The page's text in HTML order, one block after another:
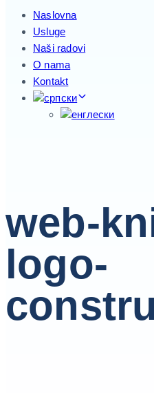
Naslovna
Usluge
Naši radovi
O nama
Kontakt
web-
logo-